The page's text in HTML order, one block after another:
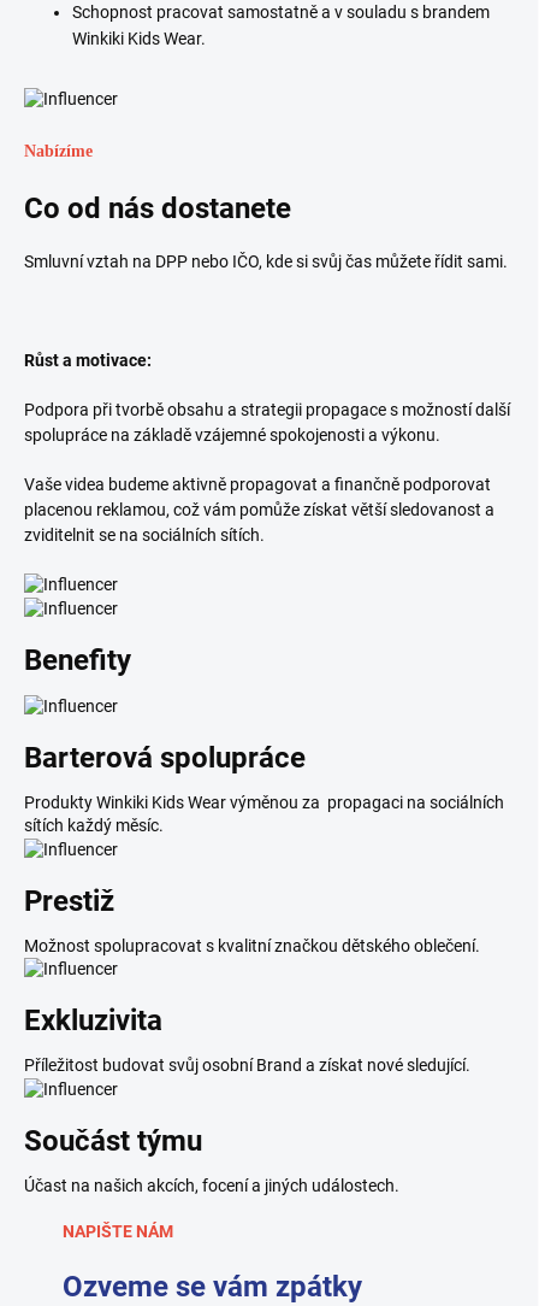
Schopnost pracovat samostatně a v souladu s brandem
Winkiki Kids Wear.
Nabízíme
Co od nás dostanete
Smluvní vztah na DPP nebo IČO, kde si svůj čas můžete řídit sami.
Růst a motivace:
Podpora při tvorbě obsahu a strategii propagace s možností další
spolupráce na základě vzájemné spokojenosti a výkonu.
Vaše videa budeme aktivně propagovat a finančně podporovat
placenou reklamou, což vám pomůže získat větší sledovanost a
zviditelnit se na sociálních sítích.
Benefity
Barterová spolupráce
Produkty Winkiki Kids Wear výměnou za propagaci na sociálních
sítích každý měsíc.
Prestiž
Možnost spolupracovat s kvalitní značkou dětského oblečení.
Exkluzivita
Příležitost budovat svůj osobní Brand a získat nové sledující.
Součást týmu
Účast na našich akcích, focení a jiných událostech.
NAPIŠTE NÁM
Ozveme se vám zpátky